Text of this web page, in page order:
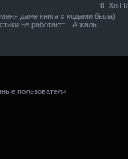
0
даже книга с кодами была)
не работают... А жаль...
пользователи.